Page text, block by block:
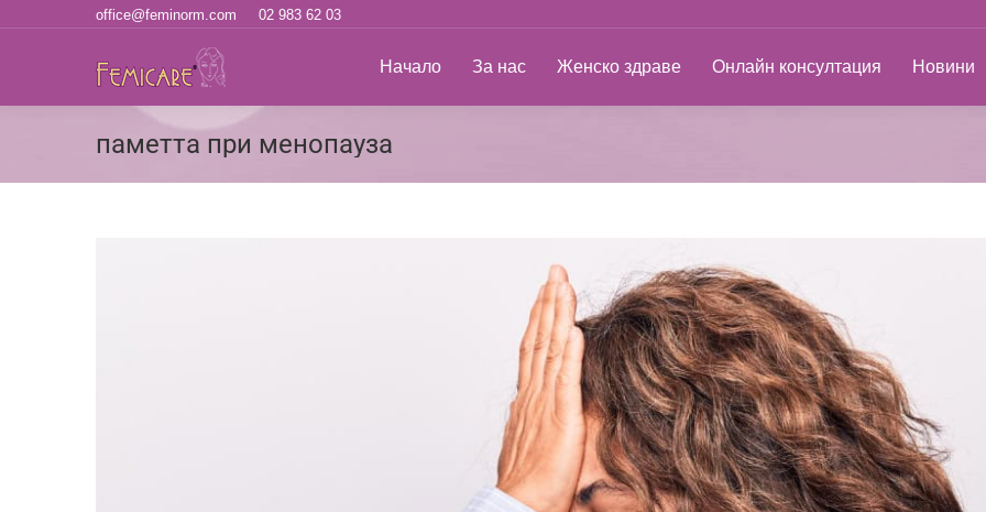
office@feminorm.com 02 983 62 03
Начало За нас Женско здраве Онлайн консултация Новини
паметта при менопауза
Начало За нас Женско здраве Онлайн консултация Новини